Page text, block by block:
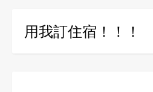
用我訂住宿！！！